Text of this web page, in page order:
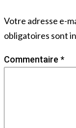
Votre adresse e-
obligatoires sont
Commentaire *